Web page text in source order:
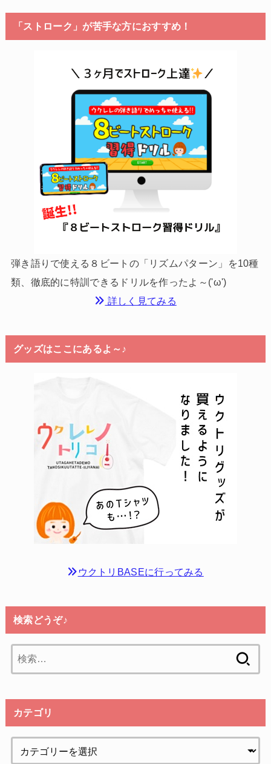
「ストローク」が苦手な方におすすめ！
弾き語りで使える８ビートの「リズムパターン」を10種
類、徹底的に特訓できるドリルを作ったよ～('ω')
詳しく見てみる
グッズはここにあるよ～♪
ウクトリBASEに行ってみる
検索どうぞ♪
索:
カテゴリ